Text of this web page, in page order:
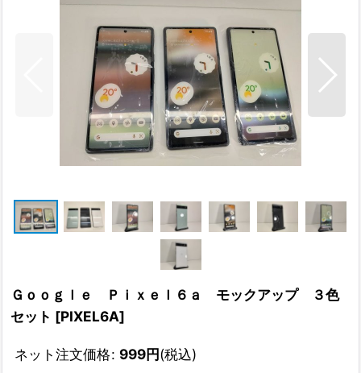
Ｇｏｏｇｌｅ Ｐｉｘｅｌ６ａ モックアップ ３色
セット [PIXEL6A]
ネット注文価格: 999円(税込)